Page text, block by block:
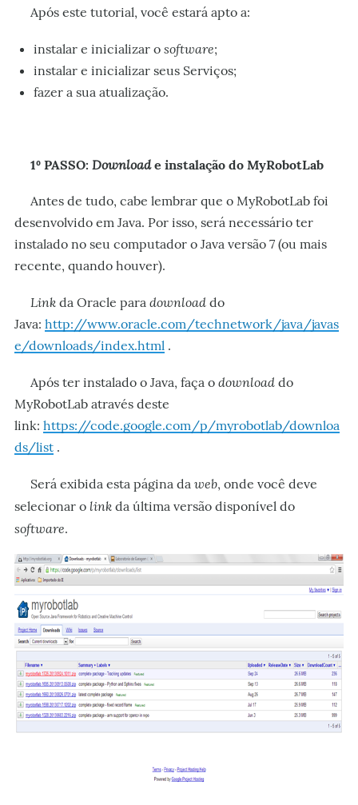
Após este tutorial, você estará apto a:
instalar e inicializar o software;
instalar e inicializar seus Serviços;
fazer a sua atualização.
1º PASSO: Downloade instalação do MyRobotLab
Antes de tudo, cabe lembrar que o MyRobotLab foi
desenvolvido em Java. Por isso, será necessário ter
instalado no seu computador o Java versão 7 (ou mais
recente, quando houver).
Link da Oracle para download do
Java: http://www.oracle.com/technetwork/java/javas
e/downloads/index.html .
Após ter instalado o Java, faça o download do
MyRobotLab através deste
link: https://code.google.com/p/myrobotlab/downloa
ds/list .
Será exibida esta página da web, onde você deve
selecionar o link da última versão disponível do
software.